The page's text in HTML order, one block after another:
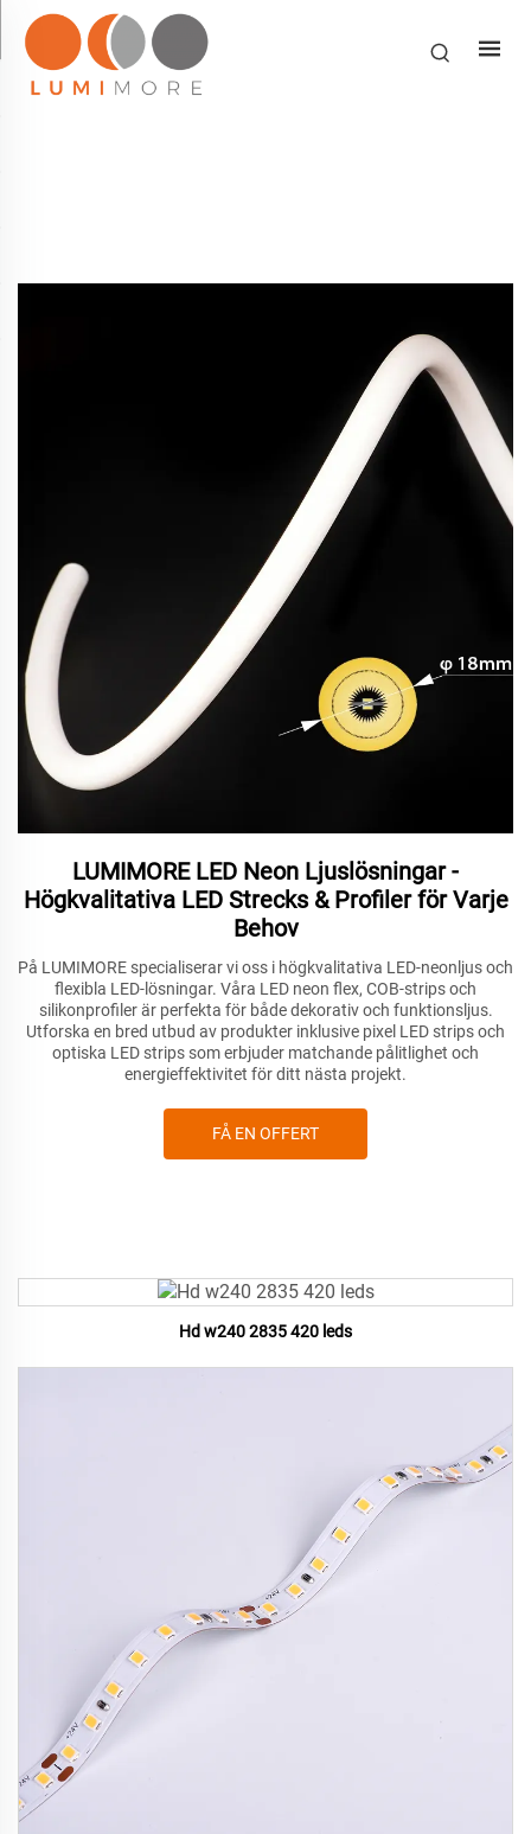
LUMIMORE LED Neon Ljuslösningar -
Högkvalitativa LED Strecks & Profiler för Varje
Behov
På LUMIMORE specialiserar vi oss i högkvalitativa LED-neonljus och
flexibla LED-lösningar. Våra LED neon flex, COB-strips och
silikonprofiler är perfekta för både dekorativ och funktionsljus.
Utforska en bred utbud av produkter inklusive pixel LED strips och
optiska LED strips som erbjuder matchande pålitlighet och
energieffektivitet för ditt nästa projekt.
FÅ EN OFFERT
Hd w240 2835 420 leds